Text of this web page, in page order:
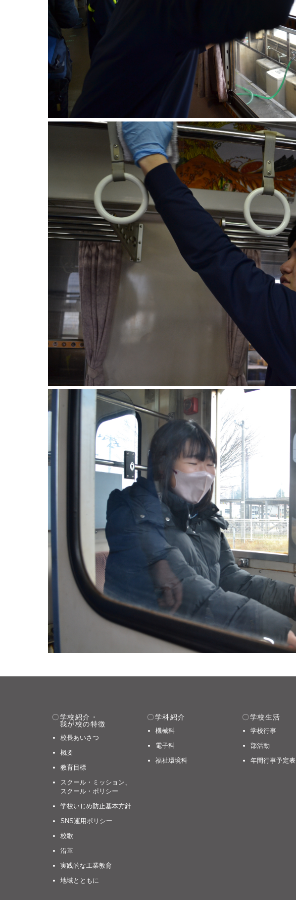
学校紹介・
我が校の特徴
校長あいさつ
概要
教育目標
スクール・ミッション、
スクール・ポリシー
学校いじめ防止基本方針
SNS運用ポリシー
校歌
沿革
実践的な工業教育
地域とともに
学科紹介
機械科
電子科
福祉環境科
学校生活
学校行事
部活動
年間行事予定表